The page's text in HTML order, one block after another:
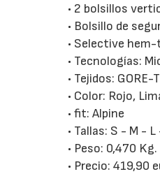
• 2 bolsillos
• Bolsillo de
• Selective
• Tecnologías:
• Tejidos:
• Color: Rojo,
• fit: Alpine
• Tallas: S - M -
• Peso: 0,470 Kg.
• Precio: 419,90